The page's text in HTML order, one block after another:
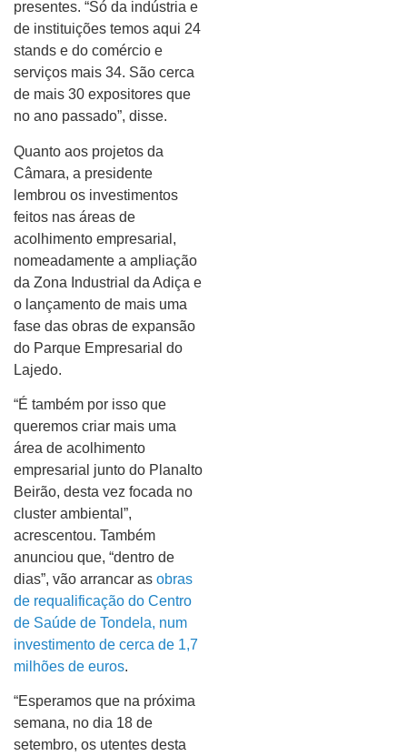
presentes. “Só da indústria e
de instituições temos aqui 24
stands e do comércio e
serviços mais 34. São cerca
de mais 30 expositores que
no ano passado”, disse.
Quanto aos projetos da
Câmara, a presidente
lembrou os investimentos
feitos nas áreas de
acolhimento empresarial,
nomeadamente a ampliação
da Zona Industrial da Adiça e
o lançamento de mais uma
fase das obras de expansão
do Parque Empresarial do
Lajedo.
“É também por isso que
queremos criar mais uma
área de acolhimento
empresarial junto do Planalto
Beirão, desta vez focada no
cluster ambiental”,
acrescentou. Também
anunciou que, “dentro de
dias”, vão arrancar as obras
de requalificação do Centro
de Saúde de Tondela, num
investimento de cerca de 1,7
milhões de euros.
“Esperamos que na próxima
semana, no dia 18 de
setembro, os utentes desta